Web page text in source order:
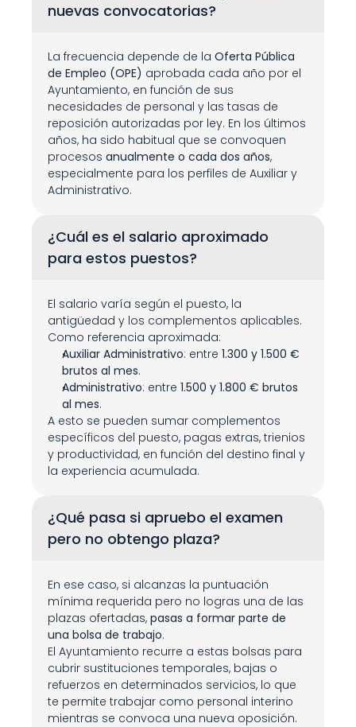
nuevas convocatorias?
La frecuencia depende de la Oferta Pública
de Empleo (OPE) aprobada cada año por el
Ayuntamiento, en función de sus
necesidades de personal y las tasas de
reposición autorizadas por ley. En los últimos
años, ha sido habitual que se convoquen
procesos anualmente o cada dos años,
especialmente para los perfiles de Auxiliar y
Administrativo.
¿Cuál es el salario aproximado
para estos puestos?
El salario varía según el puesto, la
antigüedad y los complementos aplicables.
Como referencia aproximada:
Auxiliar Administrativo: entre 1.300 y 1.500 €
brutos al mes.
Administrativo: entre 1.500 y 1.800 € brutos
al mes.
A esto se pueden sumar complementos
específicos del puesto, pagas extras, trienios
y productividad, en función del destino final y
la experiencia acumulada.
¿Qué pasa si apruebo el examen
pero no obtengo plaza?
En ese caso, si alcanzas la puntuación
mínima requerida pero no logras una de las
plazas ofertadas, pasas a formar parte de
una bolsa de trabajo.
El Ayuntamiento recurre a estas bolsas para
cubrir sustituciones temporales, bajas o
refuerzos en determinados servicios, lo que
te permite trabajar como personal interino
mientras se convoca una nueva oposición.